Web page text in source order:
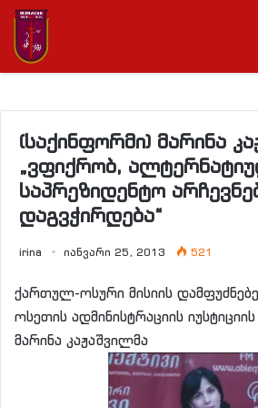
(საქინფორმი) მარინა
„ვფიქრობ,
საპრეზიდენტო
დაგვჭირდება“
irina იანვარი 25, 2013 521
ქართულ-ოსური მისიის
ოსეთის ადმინისტრაციის
მარინა კაჟაშვილმა